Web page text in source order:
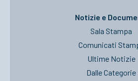
Notizie e
Sala Stampa
Comunicati
Ultime Notizie
Dalle Categorie